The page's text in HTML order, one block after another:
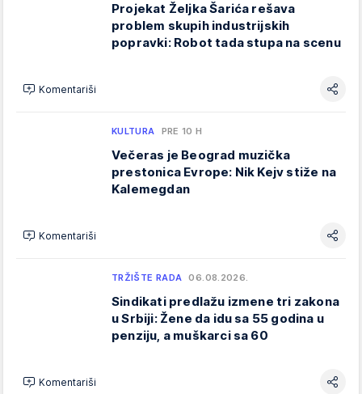
Projekat Željka Šarića rešava
problem skupih industrijskih
popravki: Robot tada stupa na scenu
Komentariši
KULTURA PRE 10 H
Večeras je Beograd muzička
prestonica Evrope: Nik Kejv stiže na
Kalemegdan
Komentariši
TRŽIŠTE RADA 06.08.2026.
Sindikati predlažu izmene tri zakona
u Srbiji: Žene da idu sa 55 godina u
penziju, a muškarci sa 60
Komentariši